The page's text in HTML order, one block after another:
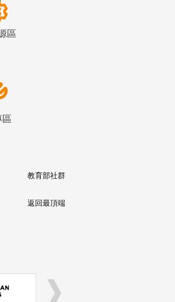
區
區
教育部社群
返回最頂端